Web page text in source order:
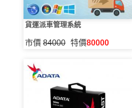
貨運派車管理系統
市價 84000 特價80000